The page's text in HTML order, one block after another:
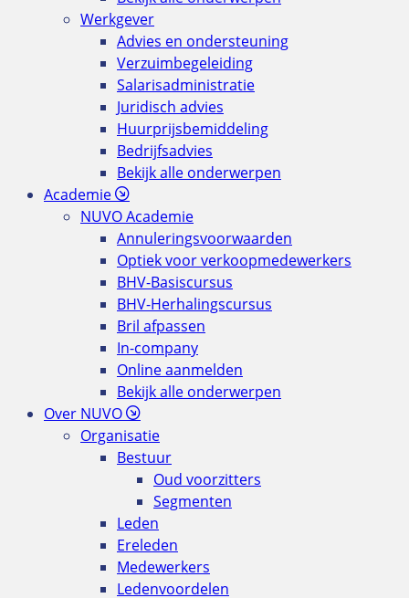
Werkgever
Advies en ondersteuning
Verzuimbegeleiding
Salarisadministratie
Juridisch advies
Huurprijsbemiddeling
Bedrijfsadvies
Bekijk alle onderwerpen
Academie
NUVO Academie
Annuleringsvoorwaarden
Optiek voor verkoopmedewerkers
BHV-Basiscursus
BHV-Herhalingscursus
Bril afpassen
In-company
Online aanmelden
Bekijk alle onderwerpen
Over NUVO
Organisatie
Bestuur
Oud voorzitters
Segmenten
Leden
Ereleden
Medewerkers
Ledenvoordelen